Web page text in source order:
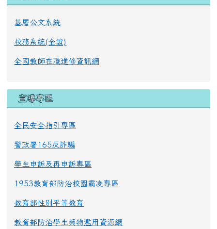
基層公文系統
校務系統(全誼)
全國教師在職進修資訊網
宣導專區
全民安全指引專區
警政署165反詐騙
學生申訴及再申訴專區
1953教育部防治校園霸凌專區
教育部性別平等教育
教育部防治學生藥物濫用資源網